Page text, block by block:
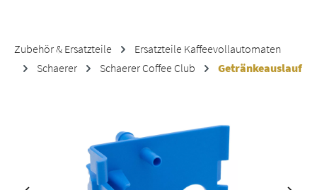
Zubehör & Ersatzteile
Ersatzteile Kaffeevollautomaten
Schaerer
Schaerer Coffee Club Getränkeauslauf